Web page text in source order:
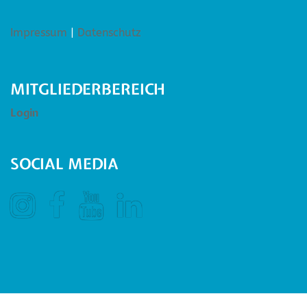
Impressum | Datenschutz
MITGLIEDERBEREICH
Login
SOCIAL MEDIA
InstagramFacebookYouTube